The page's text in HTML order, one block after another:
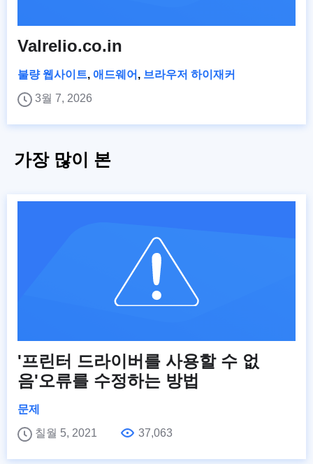
Valrelio.co.in
불량 웹사이트, 애드웨어 , 브라우저 하이재커
3월 7, 2026
가장 많이 본
'프린터 드라이버를 사용할 수 없
음'오류를 수정하는 방법
문제
칠월 5, 2021
37,063